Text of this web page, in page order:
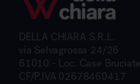
DELLA CHIARA S.R.L.
via Selvagrossa 24/26
61010 - Loc. Case
CF/P.IVA 02678460417